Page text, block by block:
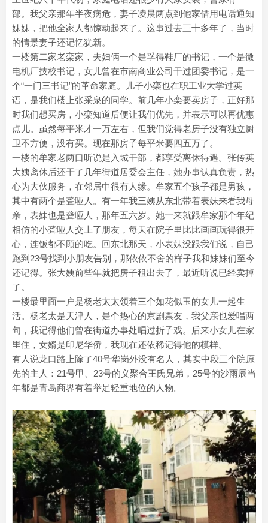
部。我父亲那年半夜病危，妻子凌晨两点到他家借用电话通知
妹妹，把他全家人都惊动起来了。这事过去三十多年了，当时
的情景妻子还记忆犹新。
一楼第二家老栾家，夫妇俩一个是孚得鞋厂的书记，一个是微
电机厂技校书记，女儿曾在市南商业公司干过团委书记，是一
个“一门三书记”的革命家庭。儿子小栾也在职工业大学过英
语，是我们楼上张采泉的同学。前几年小栾要卖房子，正好那
时我们想买房，小栾知道后便让我们优先，并表示可以再优惠
点儿。虽然每平米才一万左右，但我们觉得老房子没有独立厨
卫不方便，没有买。现在那房子每平米要四五万了。
一楼的牟家老两口听说是入城干部，都享受离休待遇。张传英
大姨离休后还干了几年街道居委会主任，她办事认真负责，热
心为大伙服务，在邻居中很有人缘。牟家五个孩子都是男孩，
其中有两个是聋哑人。有一年我三姨从东北带着表妹来看我母
亲，表妹也是聋哑人，那年五六岁。她一来就跟牟家那个年纪
相仿的小聋哑人交上了朋友，每天在院子里比比画画玩得很开
心，连饭都不顾的吃。回东北那天，小表妹没跟我们说，自己
跑到23号找到小朋友告别，那依依不舍的样子我和妹妹们至今
还记得。张大姨前些年就把房子租出去了，最近听说已经卖掉
了。
一楼最里面一户是杨老太太领着三个如花似玉的女儿一起生
活。杨老太是天津人，是个热心的京剧票友，我父亲也爱唱两
句，我记得他们曾在街道办事处唱过折子戏。后来小女儿在家
里住，女婿是印尼华侨，我现在还依稀记得他的模样。
有人说龙口路上除了40号华岗外没有名人，其实中段三个院原
先的主人：21号甲、23号的义聚合王氏兄弟，25号的沙雨辰当
年都是青岛商界有着举足轻重地位的人物。